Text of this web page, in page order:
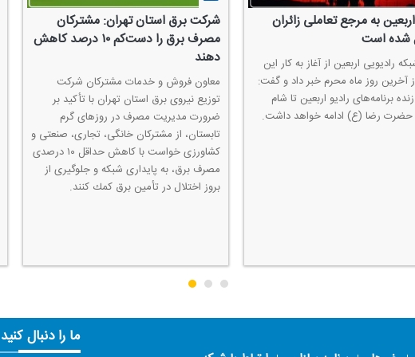
به مرجع تعاملی زائران
شده است
رادیویی اربعین از آغاز به كار این
آخرین روز ماه محرم خبر داد و گفت:
برنامه‌های رادیو اربعین تا شام
حضرت رضا (ع) ادامه خواهد داشت.
شركت برق استان تهران: مشتركان
مصرف برق را دست‌كم ۱۰ درصد كاهش
دهند
معاون فروش و خدمات مشتركان شركت
توزیع نیروی برق استان تهران با تأكید بر
ضرورت مدیریت مصرف در روزهای گرم
تابستان، از مشتركان خانگی، تجاری، صنعتی و
كشاورزی خواست با كاهش حداقل ۱۰ درصدی
مصرف برق، به پایداری شبكه و جلوگیری از
بروز اختلال در تأمین برق كمك كنند.
ما را دنبال کنید